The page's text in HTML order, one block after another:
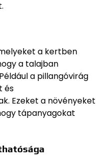
a kertben
a talajban
a pillangóvirág
és
Ezeket a növényeket
tápanyagokat